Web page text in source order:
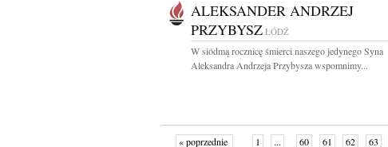
ALEKSANDER ANDRZEJ
PRZYBYSZ ŁÓDŹ
W siódmą rocznicę śmierci naszego jedynego Syna
Aleksandra Andrzeja Przybysza wspomnimy...
« poprzednie 1 ... 60 61 62 63